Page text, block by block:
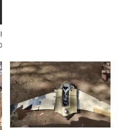
وتطرق المهندس العبيدي إلى
صافر مع وزير النفط
مليون قدم مكعب من الغاز
قدرها (390) مليون دولار.